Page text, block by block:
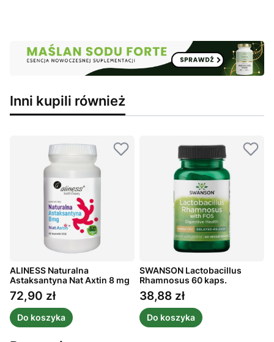
Inni kupili również
ALINESS Naturalna
Astaksantyna Nat Axtin 8 mg
60 kaps.
Cena
72,90 zł
Do koszyka
SWANSON Lactobacillus
Rhamnosus 60 kaps.
Cena
38,88 zł
Do koszyka